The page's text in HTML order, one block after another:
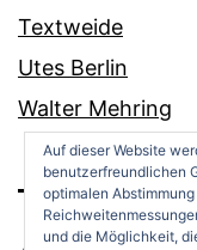
Textweide
Utes Berlin
Walter Mehring
Auf dieser Website
benutzerfreundlichen
optimalen
und die Möglichkeit,